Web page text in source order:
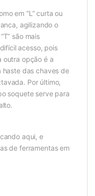
em “L” curta ou
agilizando o
são mais
acesso, pois
outra opção é a
haste das chaves de
Por último,
soquete serve para
aqui, e
de ferramentas em